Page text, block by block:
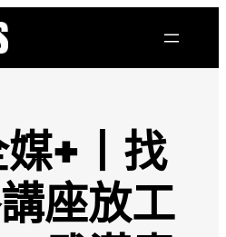
+丨找
座放工